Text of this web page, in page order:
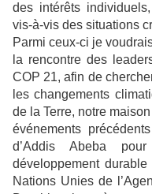
des intérêts
vis-à-vis des situations
Parmi ceux-ci je
la rencontre des
COP 21, afin de
les changements
de la Terre, notre
événements
d’Addis Abeba
développement
Nations Unies de